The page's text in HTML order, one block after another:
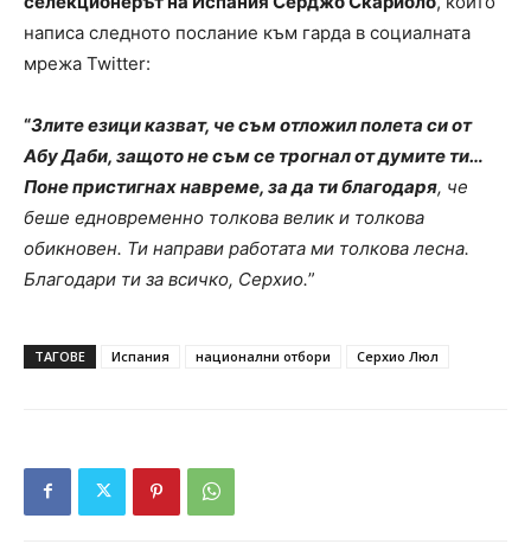
написа следното послание към гарда в социалната
мрежа Twitter:
“Злите езици казват, че съм отложил полета си от
Абу Даби, защото не съм се трогнал от думите ти…
Поне пристигнах навреме, за да ти благодаря, че
беше едновременно толкова велик и толкова
обикновен. Ти направи работата ми толкова лесна.
Благодари ти за всичко, Серхио.”
ТАГОВЕ Испания национални отбори Серхио Люл